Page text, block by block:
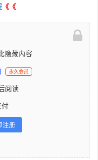
《《
隐藏内容
永久会员
阅读
付
注册